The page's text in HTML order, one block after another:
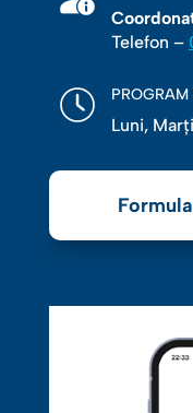
Telefon –
PROGRAM
Luni,